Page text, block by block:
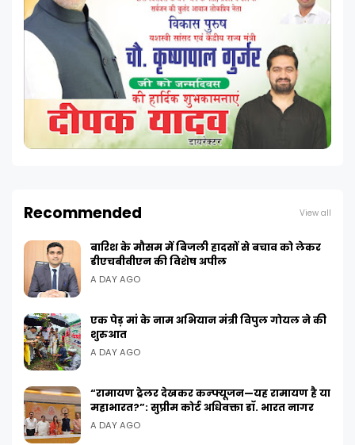
Recommended View all
बारिश के मौसम में बिजली हादसों से बचाव को लेकर
डीएचबीवीएन की विशेष अपील
A DAY AGO
एक पेड़ मां के नाम अभियान मंत्री विपुल गोयल ने की
शुरुआत
A DAY AGO
“रामायण ट्रेलर देखकर कन्फ्यूजन—यह रामायण है या
महाभारत?”: सुप्रीम कोर्ट अधिवक्ता डॉ. भारत नागर
A DAY AGO